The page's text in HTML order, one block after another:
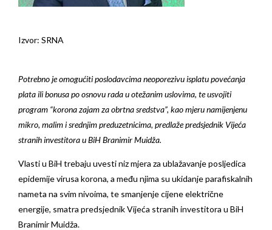
Izvor: SRNA
Potrebno je omogućiti poslodavcima neoporezivu isplatu povećanja
plata ili bonusa po osnovu rada u otežanim uslovima, te usvojiti
program “korona zajam za obrtna sredstva”, kao mjeru namijenjenu
mikro, malim i srednjim preduzetnicima, predlaže predsjednik Vijeća
stranih investitora u BiH Branimir Muidža.
Vlasti u BiH trebaju uvesti niz mjera za ublažavanje posljedica
epidemije virusa korona, a među njima su ukidanje parafiskalnih
nameta na svim nivoima, te smanjenje cijene električne
energije, smatra predsjednik Vijeća stranih investitora u BiH
Branimir Muidža.